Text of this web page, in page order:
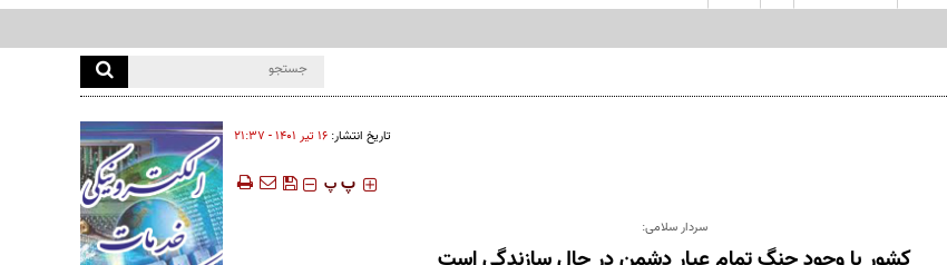
تاریخ انتشار: ۱۶ تير ۱۴۰۱ - ۲۱:۳۷
‍‍‍ پ پ
سردار سلامی: